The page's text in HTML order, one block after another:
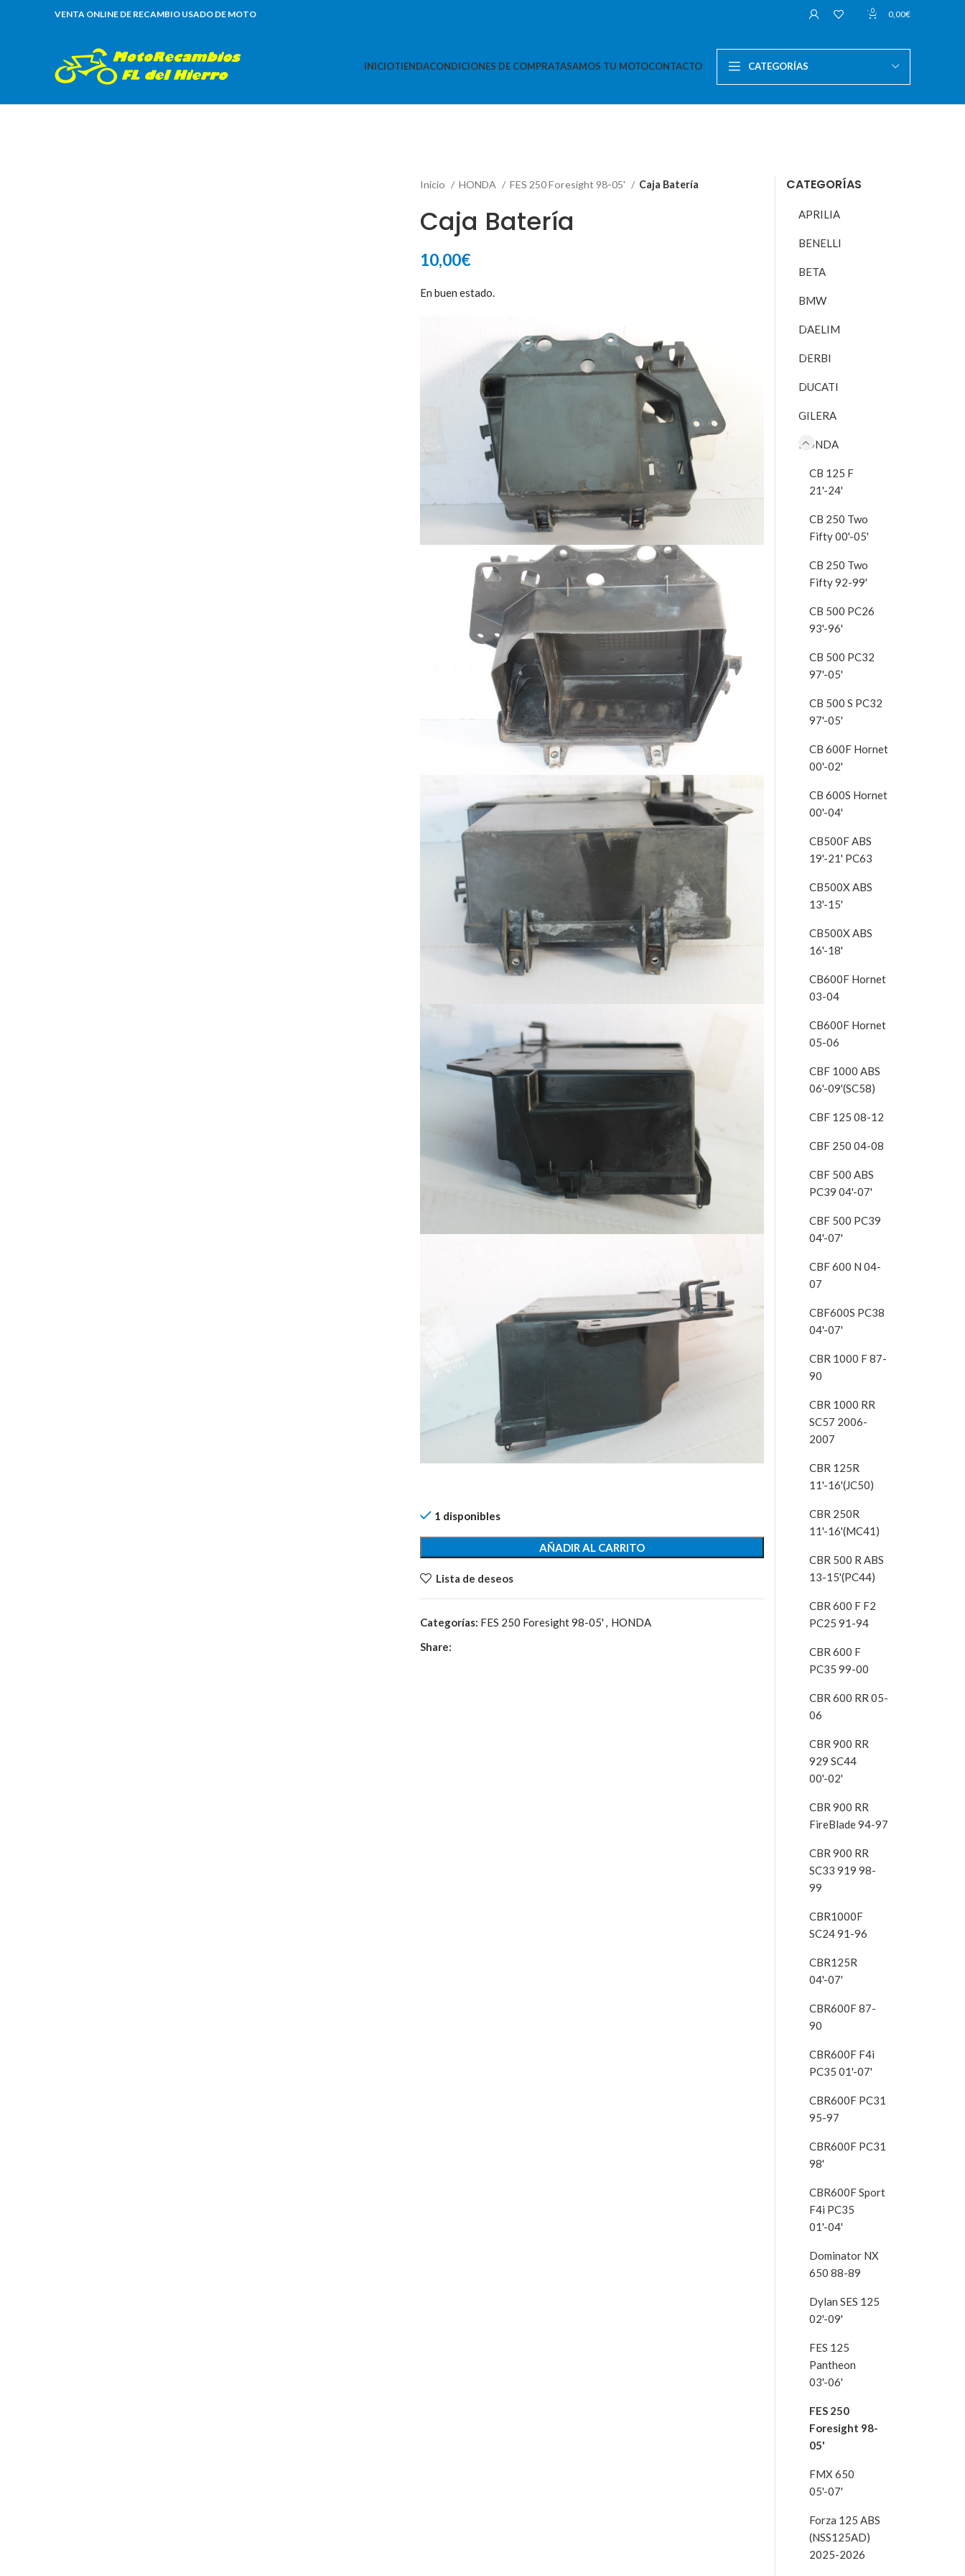
VENTA ONLINE DE RECAMBIO USADO DE MOTO 0 0,00€
INICIOTIENDACONDICIONES DE COMPRATASAMOS TU MOTOCONTACTO CATEGORÍAS
Inicio HONDA FES 250 Foresight 98-05' Caja Batería
Caja Batería
10,00€
En buen estado.
1 disponibles
AÑADIR AL CARRITO
Lista de deseos
Categorías: FES 250 Foresight 98-05' , HONDA
Share:
CATEGORÍAS
APRILIA
BENELLI
BETA
BMW
DAELIM
DERBI
DUCATI
GILERA
HONDA
CB 125 F
21'-24'
CB 250 Two
Fifty 00'-05'
CB 250 Two
Fifty 92-99'
CB 500 PC26
93'-96'
CB 500 PC32
97'-05'
CB 500 S PC32
97'-05'
CB 600F Hornet
00'-02'
CB 600S Hornet
00'-04'
CB500F ABS
19'-21' PC63
CB500X ABS
13'-15'
CB500X ABS
16'-18'
CB600F Hornet
03-04
CB600F Hornet
05-06
CBF 1000 ABS
06'-09'(SC58)
CBF 125 08-12
CBF 250 04-08
CBF 500 ABS
PC39 04'-07'
CBF 500 PC39
04'-07'
CBF 600 N 04-
07
CBF600S PC38
04'-07'
CBR 1000 F 87-
90
CBR 1000 RR
SC57 2006-
2007
CBR 125R
11'-16'(JC50)
CBR 250R
11'-16'(MC41)
CBR 500 R ABS
13-15'(PC44)
CBR 600 F F2
PC25 91-94
CBR 600 F
PC35 99-00
CBR 600 RR 05-
06
CBR 900 RR
929 SC44
00'-02'
CBR 900 RR
FireBlade 94-97
CBR 900 RR
SC33 919 98-
99
CBR1000F
SC24 91-96
CBR125R
04'-07'
CBR600F 87-
90
CBR600F F4i
PC35 01'-07'
CBR600F PC31
95-97
CBR600F PC31
98'
CBR600F Sport
F4i PC35
01'-04'
Dominator NX
650 88-89
Dylan SES 125
02'-09'
FES 125
Pantheon
03'-06'
FES 250
Foresight 98-
05'
FMX 650
05'-07'
Forza 125 ABS
(NSS125AD)
2025-2026